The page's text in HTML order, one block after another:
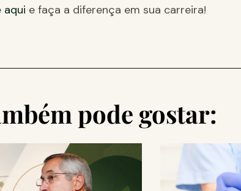
aqui e faça a diferença em sua carreira!
pode gostar: